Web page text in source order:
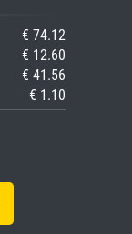
€ 74.12
€ 12.60
€ 41.56
€ 1.10